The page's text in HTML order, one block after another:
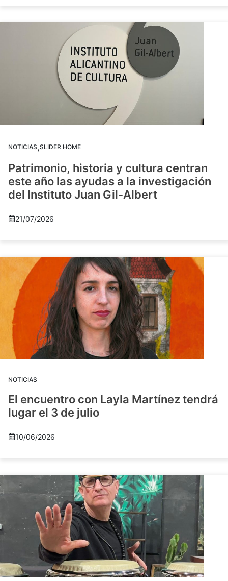
NOTICIAS,SLIDER HOME
Patrimonio, historia y cultura centran
este año las ayudas a la investigación
del Instituto Juan Gil-Albert
21/07/2026
NOTICIAS
El encuentro con Layla Martínez tendrá
lugar el 3 de julio
10/06/2026